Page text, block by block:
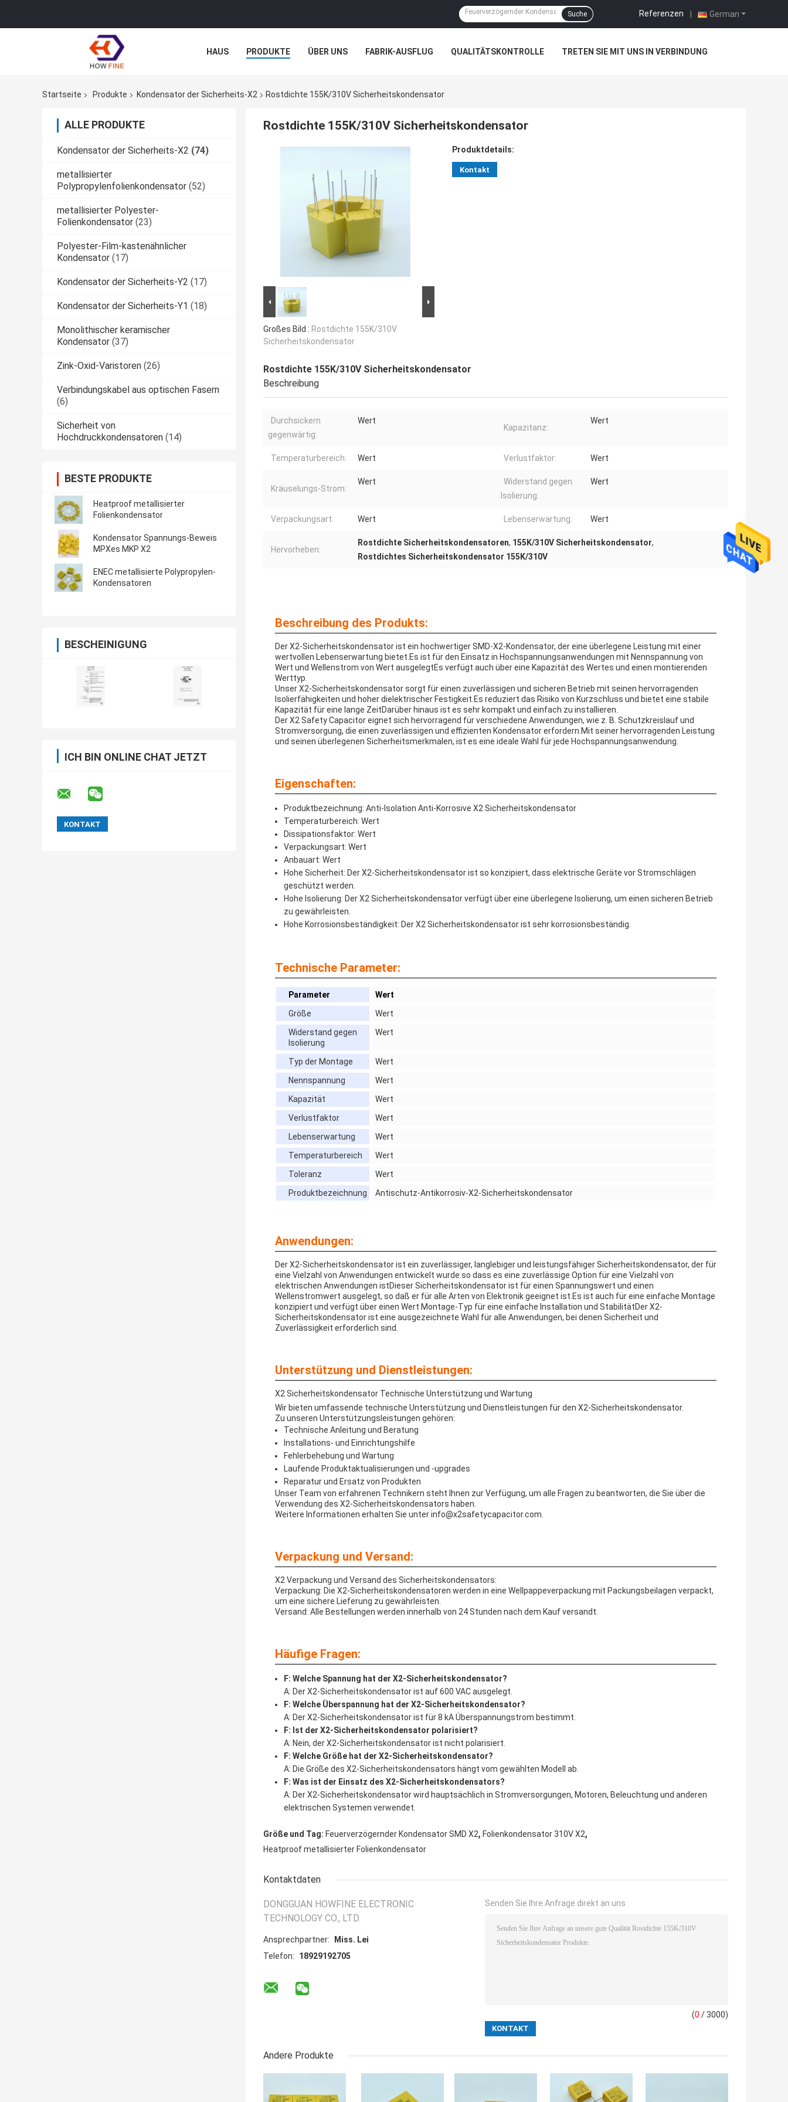
German
Referenzen |
Suche
HAUS PRODUKTE ÜBER UNS FABRIK-AUSFLUG QUALITÄTSKONTROLLE TRETEN SIE MIT UNS IN VERBINDUNG
Startseite
Produkte Kondensator der Sicherheits-X2 Rostdichte 155K/310V Sicherheitskondensator
ALLE PRODUKTE
Kondensator der Sicherheits-X2 (74)
metallisierter
Polypropylenfolienkondensator (52)
metallisierter Polyester-
Folienkondensator (23)
Polyester-Film-kastenähnlicher
Kondensator (17)
Kondensator der Sicherheits-Y2 (17)
Kondensator der Sicherheits-Y1 (18)
Monolithischer keramischer
Kondensator (37)
Zink-Oxid-Varistoren (26)
Verbindungskabel aus optischen Fasern
(6)
Sicherheit von
Hochdruckkondensatoren (14)
BESTE PRODUKTE
Heatproof metallisierter
Folienkondensator
Kondensator Spannungs-Beweis
MPXes MKP X2
ENEC metallisierte Polypropylen-
Kondensatoren
BESCHEINIGUNG
ICH BIN ONLINE CHAT JETZT
Rostdichte 155K/310V Sicherheitskondensator
Großes Bild : Rostdichte 155K/310V
Sicherheitskondensator
Produktdetails:
Kontakt
Rostdichte 155K/310V Sicherheitskondensator
Beschreibung
Durchsickern
gegenwärtig:
Wert
Kapazitanz:
Wert
Temperaturbereich: Wert Verlustfaktor: Wert
Kräuselungs-Strom:
Wert
Widerstand gegen
Isolierung:
Wert
Verpackungsart: Wert Lebenserwartung: Wert
Hervorheben:
Rostdichte Sicherheitskondensatoren, 155K/310V Sicherheitskondensator,
Rostdichtes Sicherheitskondensator 155K/310V
Beschreibung des Produkts:
Der X2-Sicherheitskondensator ist ein hochwertiger SMD-X2-Kondensator, der eine überlegene Leistung mit einer
wertvollen Lebenserwartung bietet.Es ist für den Einsatz in Hochspannungsanwendungen mit Nennspannung von
Wert und Wellenstrom von Wert ausgelegtEs verfügt auch über eine Kapazität des Wertes und einen montierenden
Werttyp.
Unser X2-Sicherheitskondensator sorgt für einen zuverlässigen und sicheren Betrieb mit seinen hervorragenden
Isolierfähigkeiten und hoher dielektrischer Festigkeit.Es reduziert das Risiko von Kurzschluss und bietet eine stabile
Kapazität für eine lange ZeitDarüber hinaus ist es sehr kompakt und einfach zu installieren.
Der X2 Safety Capacitor eignet sich hervorragend für verschiedene Anwendungen, wie z. B. Schutzkreislauf und
Stromversorgung, die einen zuverlässigen und effizienten Kondensator erfordern.Mit seiner hervorragenden Leistung
und seinen überlegenen Sicherheitsmerkmalen, ist es eine ideale Wahl für jede Hochspannungsanwendung.
Eigenschaften:
Produktbezeichnung: Anti-Isolation Anti-Korrosive X2 Sicherheitskondensator
Temperaturbereich: Wert
Dissipationsfaktor: Wert
Verpackungsart: Wert
Anbauart: Wert
Hohe Sicherheit: Der X2-Sicherheitskondensator ist so konzipiert, dass elektrische Geräte vor Stromschlägen
geschützt werden.
Hohe Isolierung: Der X2 Sicherheitskondensator verfügt über eine überlegene Isolierung, um einen sicheren Betrieb
zu gewährleisten.
Hohe Korrosionsbeständigkeit: Der X2 Sicherheitskondensator ist sehr korrosionsbeständig.
Technische Parameter:
Parameter
Wert
Größe
Wert
Widerstand gegen
Isolierung
Wert
Typ der Montage
Wert
Nennspannung
Wert
Kapazität
Wert
Verlustfaktor
Wert
Lebenserwartung
Wert
Temperaturbereich
Wert
Toleranz
Wert
Produktbezeichnung
Antischutz-Antikorrosiv-X2-Sicherheitskondensator
Anwendungen:
Der X2-Sicherheitskondensator ist ein zuverlässiger, langlebiger und leistungsfähiger Sicherheitskondensator, der für
eine Vielzahl von Anwendungen entwickelt wurde.so dass es eine zuverlässige Option für eine Vielzahl von
elektrischen Anwendungen istDieser Sicherheitskondensator ist für einen Spannungswert und einen
Wellenstromwert ausgelegt, so daß er für alle Arten von Elektronik geeignet ist.Es ist auch für eine einfache Montage
konzipiert und verfügt über einen Wert Montage-Typ für eine einfache Installation und StabilitätDer X2-
Sicherheitskondensator ist eine ausgezeichnete Wahl für alle Anwendungen, bei denen Sicherheit und
Zuverlässigkeit erforderlich sind.
Unterstützung und Dienstleistungen:
X2 Sicherheitskondensator Technische Unterstützung und Wartung
Wir bieten umfassende technische Unterstützung und Dienstleistungen für den X2-Sicherheitskondensator.
Zu unseren Unterstützungsleistungen gehören:
Technische Anleitung und Beratung
Installations- und Einrichtungshilfe
Fehlerbehebung und Wartung
Laufende Produktaktualisierungen und -upgrades
Reparatur und Ersatz von Produkten
Unser Team von erfahrenen Technikern steht Ihnen zur Verfügung, um alle Fragen zu beantworten, die Sie über die
Verwendung des X2-Sicherheitskondensators haben.
Weitere Informationen erhalten Sie unter info@x2safetycapacitor.com.
Verpackung und Versand:
X2 Verpackung und Versand des Sicherheitskondensators:
Verpackung: Die X2-Sicherheitskondensatoren werden in eine Wellpappeverpackung mit Packungsbeilagen verpackt,
um eine sichere Lieferung zu gewährleisten.
Versand: Alle Bestellungen werden innerhalb von 24 Stunden nach dem Kauf versandt.
Häufige Fragen:
F: Welche Spannung hat der X2-Sicherheitskondensator?
A: Der X2-Sicherheitskondensator ist auf 600 VAC ausgelegt.
F: Welche Überspannung hat der X2-Sicherheitskondensator?
A: Der X2-Sicherheitskondensator ist für 8 kA Überspannungstrom bestimmt.
F: Ist der X2-Sicherheitskondensator polarisiert?
A: Nein, der X2-Sicherheitskondensator ist nicht polarisiert.
F: Welche Größe hat der X2-Sicherheitskondensator?
A: Die Größe des X2-Sicherheitskondensators hängt vom gewählten Modell ab.
F: Was ist der Einsatz des X2-Sicherheitskondensators?
A: Der X2-Sicherheitskondensator wird hauptsächlich in Stromversorgungen, Motoren, Beleuchtung und anderen
elektrischen Systemen verwendet.
Größe und Tag: Feuerverzögernder Kondensator SMD X2, Folienkondensator 310V X2,
Heatproof metallisierter Folienkondensator
Kontaktdaten
DONGGUAN HOWFINE ELECTRONIC
TECHNOLOGY CO., LTD.
Ansprechpartner:
Miss. Lei
Telefon:
18929192705
Senden Sie Ihre Anfrage direkt an uns
(0 / 3000)
Andere Produkte